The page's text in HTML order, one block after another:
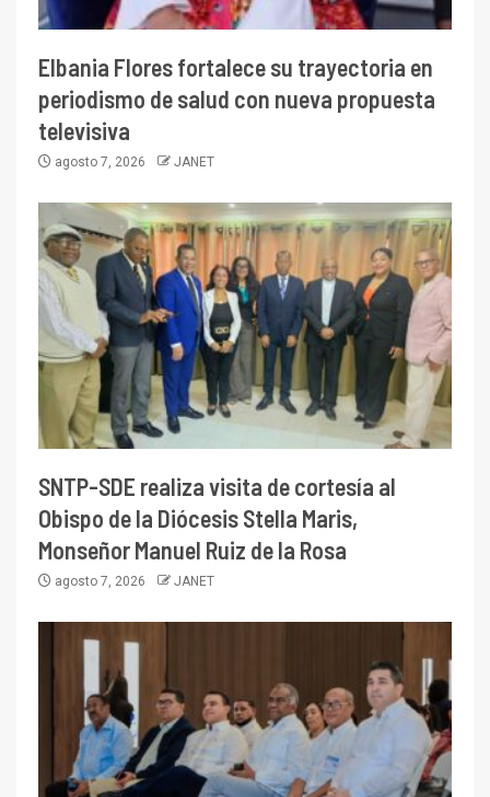
Elbania Flores fortalece su trayectoria en
periodismo de salud con nueva propuesta
televisiva
agosto 7, 2026 JANET
SNTP-SDE realiza visita de cortesía al
Obispo de la Diócesis Stella Maris,
Monseñor Manuel Ruiz de la Rosa
agosto 7, 2026 JANET